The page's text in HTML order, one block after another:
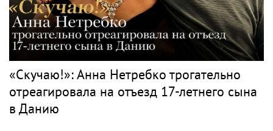
«Скучаю!»: Анна Нетребко трогательно
отреагировала на отъезд 17-летнего сына
в Данию